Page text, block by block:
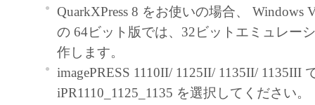
お客様は、『同意』を示す下記のボタンを
点、または「本ソフトウェア」のインスト
をもって、本契約書に同意したことになり
お客様が本契約書に同意できない場合、「
ア」を使用することはできません。
QuarkXPress 8 をお使いの場合、 Windows
の 64ビット版では、32ビットエミュレー
作します。
imagePRESS 1110II/ 1125II/ 1135II/ 1135III
iPR1110_1125_1135 を選択してください。